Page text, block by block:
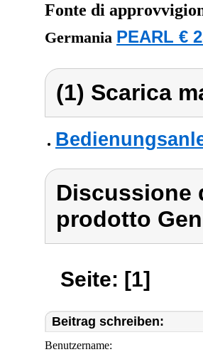
Fonte di
Germania PEARL €
(1) Scarica
Discussione
prodotto
Seite: [1]
Beitrag schreiben:
Benutzername: